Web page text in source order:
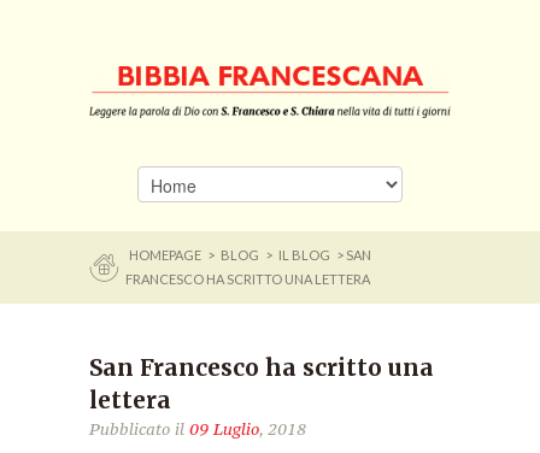
HOMEPAGE > BLOG > IL BLOG
> SAN
FRANCESCO HA SCRITTO UNA LETTERA
San Francesco ha scritto una
lettera
Pubblicato il 09 Luglio, 2018